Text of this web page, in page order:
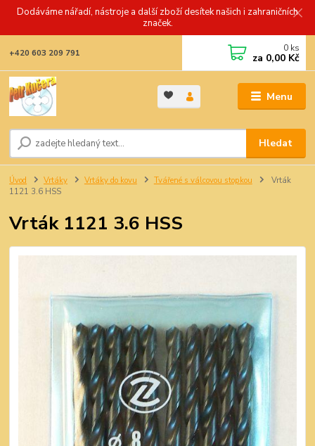
Dodáváme nářadí, nástroje a další zboží desítek našich i zahraničních
značek.
Menu
Hledat
+420 603 209 791 0 ks
za 0,00 Kč
Úvod Vrtáky Vrtáky do kovu Tvářené s válcovou stopkou
Vrták
1121 3.6 HSS
Vrták 1121 3.6 HSS